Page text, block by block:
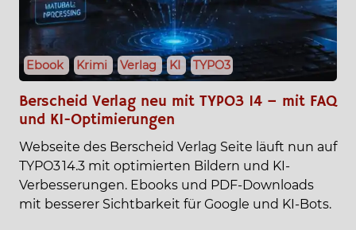
Ebook Krimi Verlag KI TYPO3
Berscheid Verlag neu mit TYPO3 14 – mit FAQ
und KI-Optimierungen
Webseite des Berscheid Verlag Seite läuft nun auf
TYPO3 14.3 mit optimierten Bildern und KI-
Verbesserungen. Ebooks und PDF-Downloads
mit besserer Sichtbarkeit für Google und KI-Bots.